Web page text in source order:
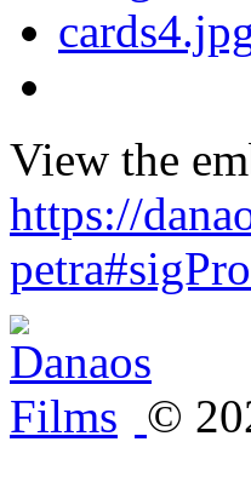
View the
https://
©